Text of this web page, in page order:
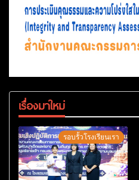
เรื่องมาใหม่
รอบรั้วโรงเรียนเรา